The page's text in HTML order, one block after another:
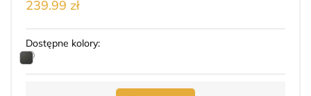
239.99 zł
Dostępne kolory: